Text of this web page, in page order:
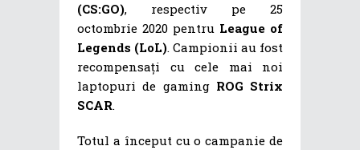
(CS:GO), respectiv pe 25
octombrie 2020 pentru League of
Legends (LoL). Campionii au fost
recompensați cu cele mai noi
laptopuri de gaming ROG Strix
SCAR.
Totul a început cu o campanie de